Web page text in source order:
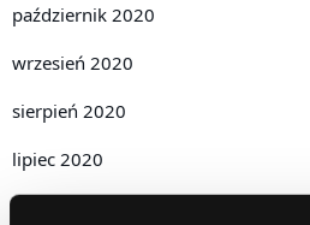
październik 2020
wrzesień 2020
sierpień 2020
lipiec 2020
czerwiec 2020